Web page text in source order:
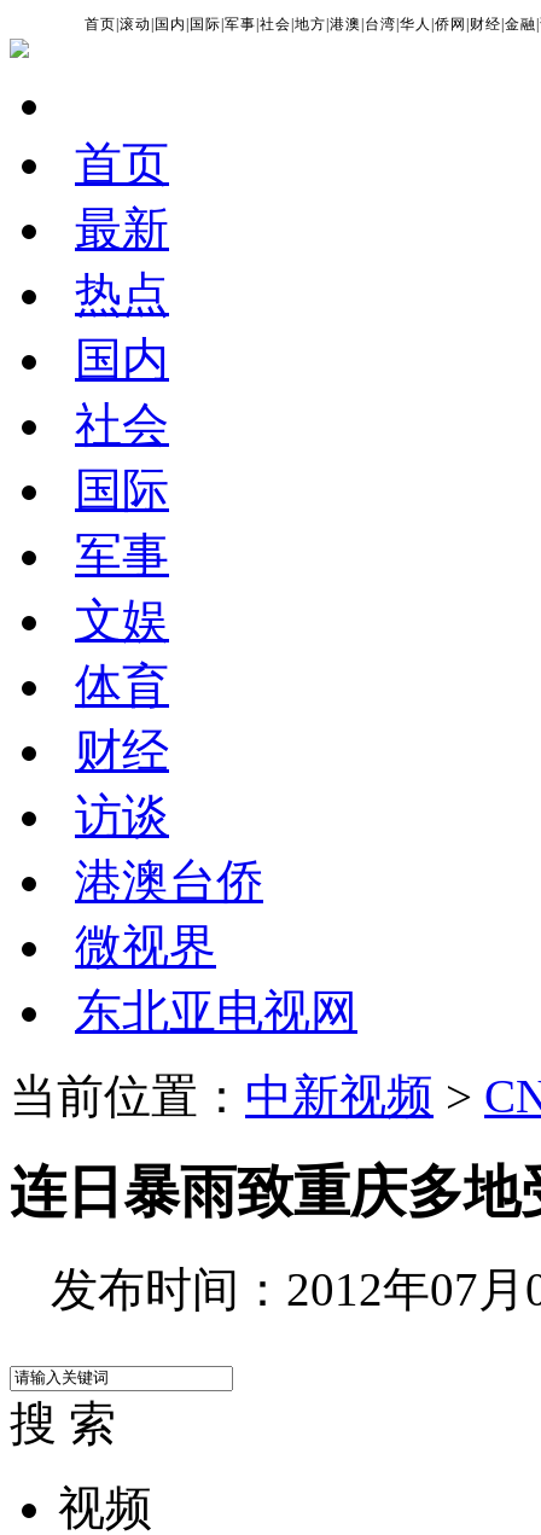
首页 |滚动 国内 国际 |军事 |社会 |地方 |港澳 台湾 |华人 |侨网 财经 |金融 |
首页
最新
热点
国内
社会
国际
军事
文娱
体育
财经
访谈
港澳台侨
微视界
东北亚电视网
当前位置： 中新视频 >
连日暴雨致重庆多
发布时间：2012年07月
搜 索
视频